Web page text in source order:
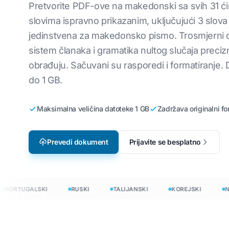
Lokalizacija video igara
e-Learning
Prevedite CSV
Prevedi JSON
HTML
Broj datoteka u
PowerPoint
Engleski na korejski
Engleski na arapski
Engleski na turski
dokumente na 120+ jezika
Pretvorite PDF-ove na makedonski sa svih 31
slovima ispravno prikazanim, uključujući 3 slova
jedinstvena za makedonsko pismo. Trosmjerni
sistem članaka i gramatika nultog slučaja
obrađuju. Sačuvani su rasporedi i formatiranje.
do 1 GB.
Maksimalna veličina datoteke 1 GB Zadržava originalni
Prevedi dokument Prijavite se besplatno
RUSKI TALIJANSKI KOREJSKI